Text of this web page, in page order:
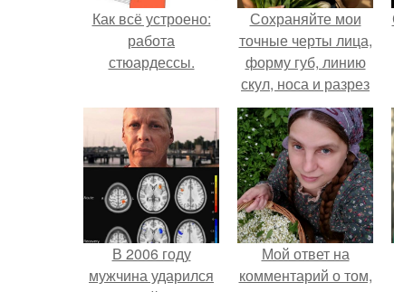
Как всё устроено:
работа
стюардессы.
Сохраняйте мои
точные черты лица,
форму губ, линию
скул, носа и разрез
глаз.
В 2006 году
мужчина ударился
Мой ответ на
комментарий о том,